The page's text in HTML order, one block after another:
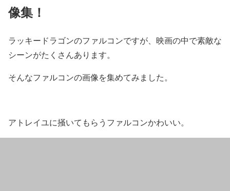
像集！
ラッキードラゴンのファルコンですが、映画の中で素敵な
シーンがたくさんあります。
そんなファルコンの画像を集めてみました。
アトレイユに掻いてもらうファルコンかわいい。